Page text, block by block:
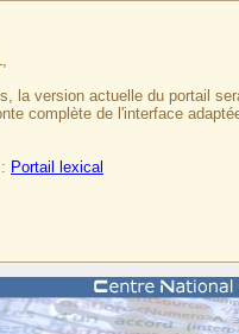
la version actuelle du portail
complète de l'interface
Portail lexical